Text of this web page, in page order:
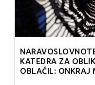
KATEDRA ZA
OBLAČIL: ONKRAJ